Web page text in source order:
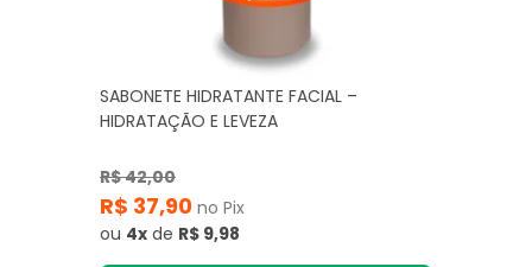
SABONETE HIDRATANTE FACIAL –
HIDRATAÇÃO E LEVEZA
R$ 42,00
R$ 37,90 no Pix
ou 4x de R$ 9,98